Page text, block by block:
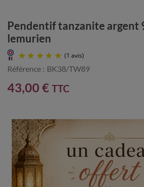
Pendentif tanzanite argent
lemurien
Référence : BK38/TW89
43,00 € TTC